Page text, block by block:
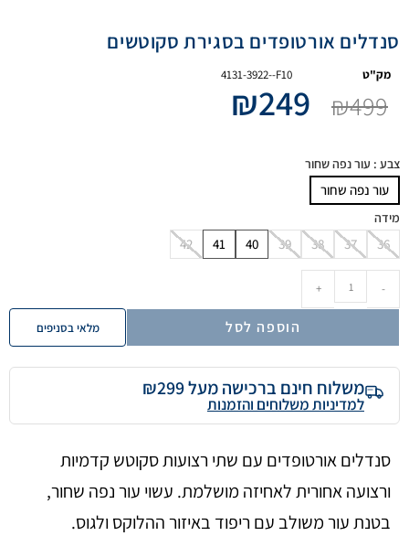
סנדלים אורטופדים בסגירת סקוטשים
מק"ט 4131-3922--F10
₪499
₪249
צבע : עור נפה שחור
עור נפה שחור
מידה
36
37
38
39
40
41
42
-
+
הוספה לסל מלאי בסניפים
משלוח חינם ברכישה מעל ₪299
למדיניות משלוחים והזמנות
סנדלים אורטופדים עם שתי רצועות סקוטש קדמיות
ורצועה אחורית לאחיזה מושלמת. עשוי עור נפה שחור,
בטנת עור משולב עם ריפוד באיזור ההלוקס ולגוס.